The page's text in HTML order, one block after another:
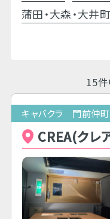
蒲田・大森・大井
15
キャバクラ 門前仲町
CREA(クレ